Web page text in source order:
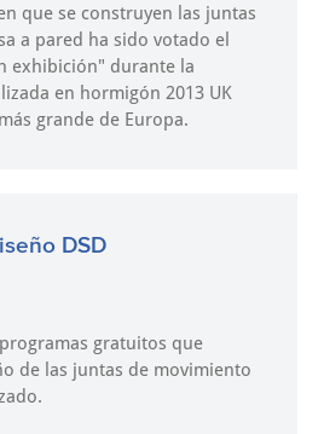
que se construyen las juntas
a pared ha sido votado el
exhibición" durante la
en hormigón 2013 UK
grande de Europa.
DSD
gratuitos que
de las juntas de movimiento